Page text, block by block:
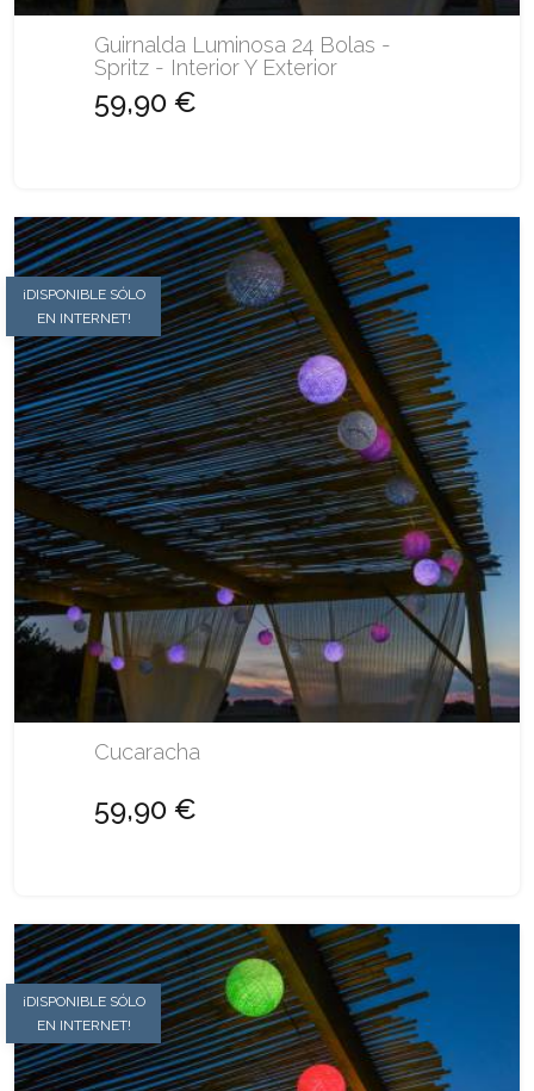
Guirnalda Luminosa 24 Bolas -
Spritz - Interior Y Exterior
59,90 €
¡DISPONIBLE SÓLO
EN INTERNET!
Cucaracha
59,90 €
¡DISPONIBLE SÓLO
EN INTERNET!